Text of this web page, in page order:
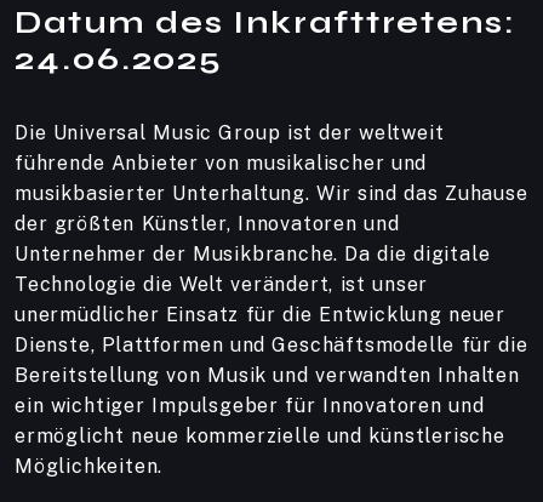
Datum des Inkrafttretens:
24.06.2025
Die Universal Music Group ist der weltweit
führende Anbieter von musikalischer und
musikbasierter Unterhaltung. Wir sind das Zuhause
der größten Künstler, Innovatoren und
Unternehmer der Musikbranche. Da die digitale
Technologie die Welt verändert, ist unser
unermüdlicher Einsatz für die Entwicklung neuer
Dienste, Plattformen und Geschäftsmodelle für die
Bereitstellung von Musik und verwandten Inhalten
ein wichtiger Impulsgeber für Innovatoren und
ermöglicht neue kommerzielle und künstlerische
Möglichkeiten.